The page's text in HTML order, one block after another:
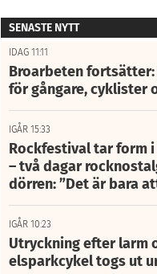
SENASTE NYTT
IDAG 11:11
Broarbeten fortsätter:
för gångare, cyklister
IGÅR 15:33
Rockfestival tar form
– två dagar
dörren: ”Det är bara
IGÅR 10:23
Utryckning efter larm
elsparkcykel togs ut